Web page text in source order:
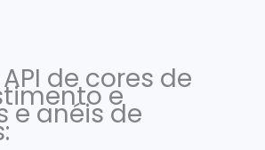
de cores de
e
e anéis de
IT